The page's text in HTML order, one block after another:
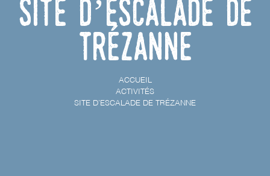
Site d’escalade de
Trézanne
ACCUEIL
ACTIVITÉS
SITE D’ESCALADE DE TRÉZANNE